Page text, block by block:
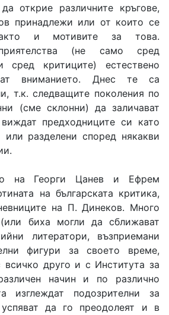
открие различните кръгове,
принадлежи или от които се
и мотивите за това.
(не само сред
сред критиците) естествено
вниманието. Днес те са
т.к. следващите поколения по
(сме склонни) да заличават
предходниците си като
или разделени според някакви
на Георги Цанев и Ефрем
на българската критика,
на П. Динеков. Много
биха могли да сближават
литератори, възприемани
фигури за своето време,
всичко друго и с Института за
начин и по различно
изглеждат подозрителни за
да го преодолеят и в